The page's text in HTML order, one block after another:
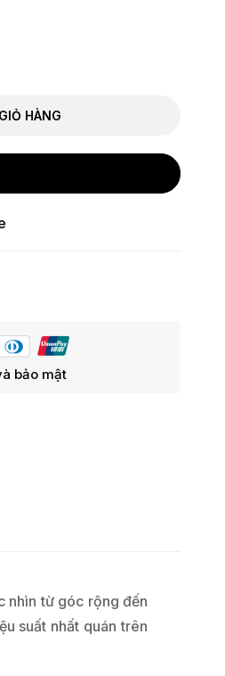
HÀNG
bảo mật
nhìn từ góc rộng đến
suất nhất quán trên